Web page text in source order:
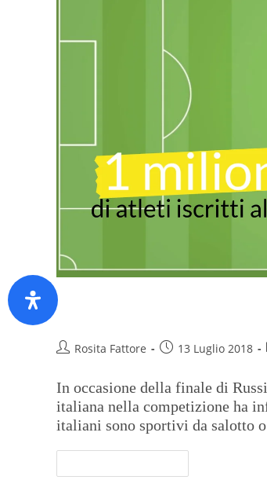
Febbre da calcio
Rosita Fattore 13 Luglio 2018
In occasione della finale di
italiana nella competizione ha
italiani sono sportivi da salotto